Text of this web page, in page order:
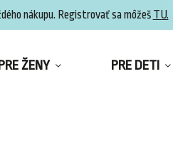
nákupu. Registrovať sa môžeš TU.
ŽENY PRE DETI